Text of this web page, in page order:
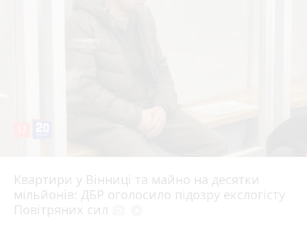
Квартири у Вінниці та майно на десятки
мільйонів: ДБР оголосило підозру екслогісту
Повітряних сил
Вчора о 10:37